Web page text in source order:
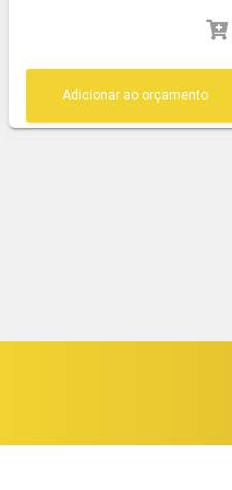
Adicionar ao orçamento